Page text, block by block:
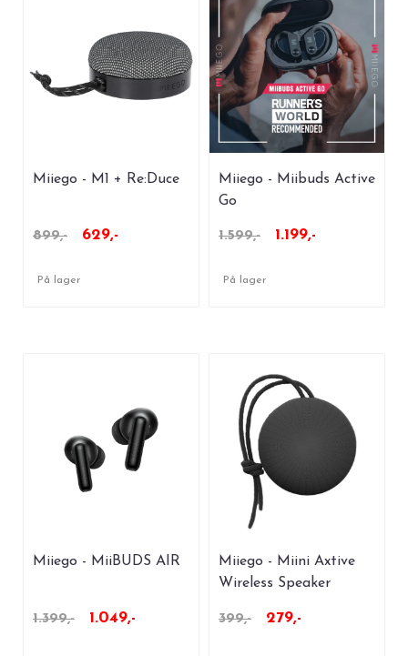
Miiego - M1 + Re:Duce
899,- 629,-
På lager
Miiego - Miibuds Active
Go
1.599,- 1.199,-
På lager
Miiego - MiiBUDS AIR
1.399,- 1.049,-
Miiego - Miini Axtive
Wireless Speaker
399,- 279,-